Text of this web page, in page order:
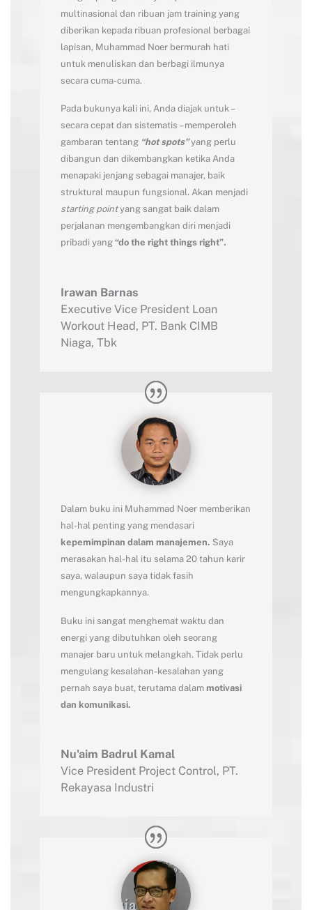
multinasional dan ribuan jam training yang
diberikan kepada ribuan profesional berbagai
lapisan, Muhammad Noer bermurah hati
untuk menuliskan dan berbagi ilmunya
secara cuma-cuma.
Pada bukunya kali ini, Anda diajak untuk –
secara cepat dan sistematis – memperoleh
gambaran tentang “hot spots”yang perlu
dibangun dan dikembangkan ketika Anda
menapaki jenjang sebagai manajer, baik
struktural maupun fungsional. Akan menjadi
starting pointyang sangat baik dalam
perjalanan mengembangkan diri menjadi
pribadi yang “do the right things right”.
Irawan Barnas
Executive Vice President Loan
Workout Head, PT. Bank CIMB
Niaga, Tbk
Dalam buku ini Muhammad Noer memberikan
hal-hal penting yang mendasari
kepemimpinan dalam manajemen. Saya
merasakan hal-hal itu selama 20 tahun karir
saya, walaupun saya tidak fasih
mengungkapkannya.
Buku ini sangat menghemat waktu dan
energi yang dibutuhkan oleh seorang
manajer baru untuk melangkah. Tidak perlu
mengulang kesalahan-kesalahan yang
pernah saya buat, terutama dalam motivasi
dan komunikasi.
Nu'aim Badrul Kamal
Vice President Project Control, PT.
Rekayasa Industri